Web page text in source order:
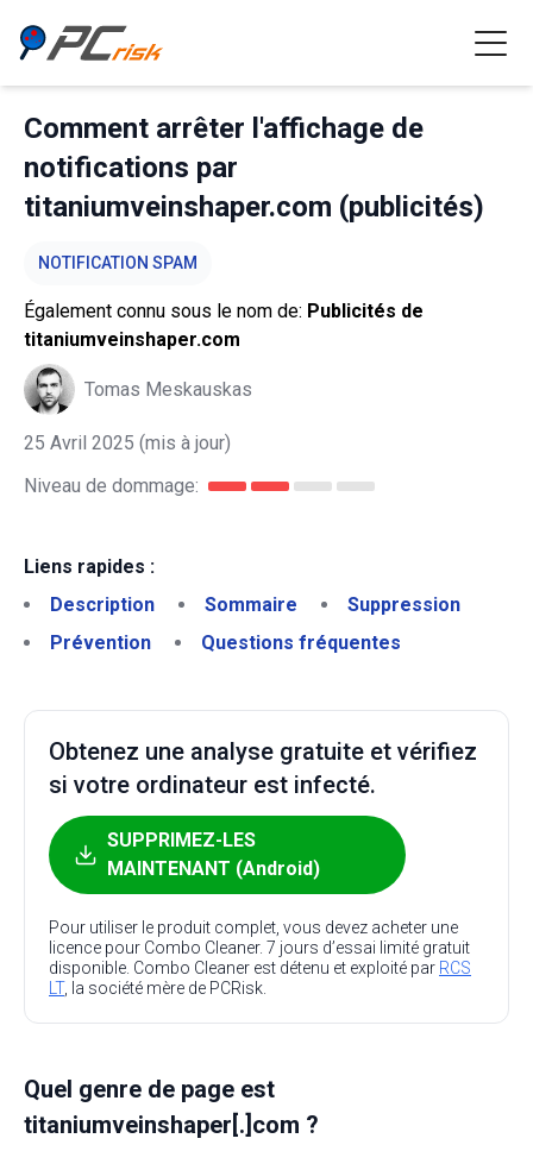
Comment arrêter l'affichage de
notifications par
titaniumveinshaper.com (publicités)
NOTIFICATION SPAM
Également connu sous le nom de: Publicités de
titaniumveinshaper.com
Tomas Meskauskas
25 Avril 2025 (mis à jour)
Niveau de dommage:
Liens rapides :
Description
Sommaire
Suppression
Prévention
Questions fréquentes
Obtenez une analyse gratuite et vérifiez
si votre ordinateur est infecté.
SUPPRIMEZ-LES
MAINTENANT (Android)
Pour utiliser le produit complet, vous devez acheter une
licence pour Combo Cleaner. 7 jours d’essai limité gratuit
disponible. Combo Cleaner est détenu et exploité par RCS
LT, la société mère de PCRisk.
Quel genre de page est
titaniumveinshaper[.]com ?